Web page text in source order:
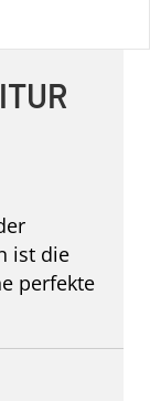
ist die
perfekte